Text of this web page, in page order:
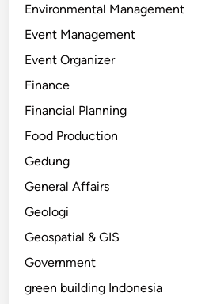
Environmental Management
Event Management
Event Organizer
Finance
Financial Planning
Food Production
Gedung
General Affairs
Geologi
Geospatial & GIS
Government
green building Indonesia